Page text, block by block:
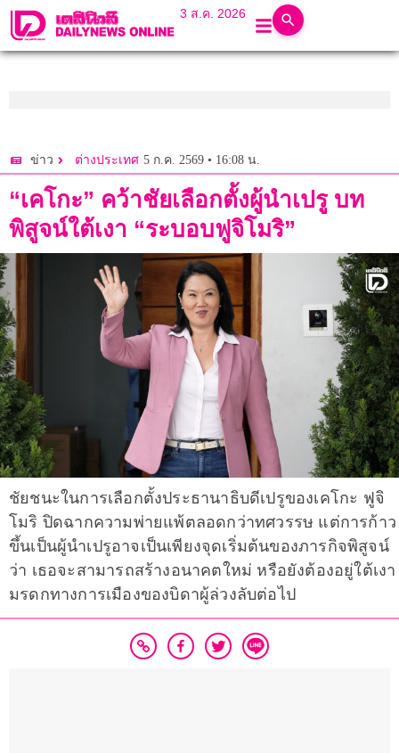
3 ส.ค. 2026
ข่าว ต่างประเทศ 5 ก.ค. 2569 • 16:08 น.
“เคโกะ” คว้าชัยเลือกตั้งผู้นำเปรู บท
พิสูจน์ใต้เงา “ระบอบฟูจิโมริ”
ชัยชนะในการเลือกตั้งประธานาธิบดีเปรูของเคโกะ ฟูจิ
โมริ ปิดฉากความพ่ายแพ้ตลอดกว่าทศวรรษ แต่การก้าว
ขึ้นเป็นผู้นำเปรูอาจเป็นเพียงจุดเริ่มต้นของภารกิจพิสูจน์
ว่า เธอจะสามารถสร้างอนาคตใหม่ หรือยังต้องอยู่ใต้เงา
มรดกทางการเมืองของบิดาผู้ล่วงลับต่อไป